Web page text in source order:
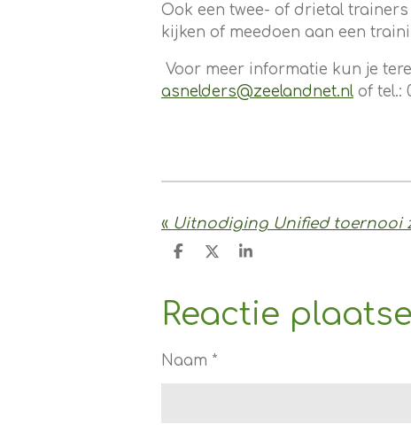
Ook een twee- of drietal
kijken of meedoen aan een
Voor meer informatie kun je
asnelders@zeelandnet.nl of tel.:
«
D
e
n
D
S
r
e
Reactie
Naam *